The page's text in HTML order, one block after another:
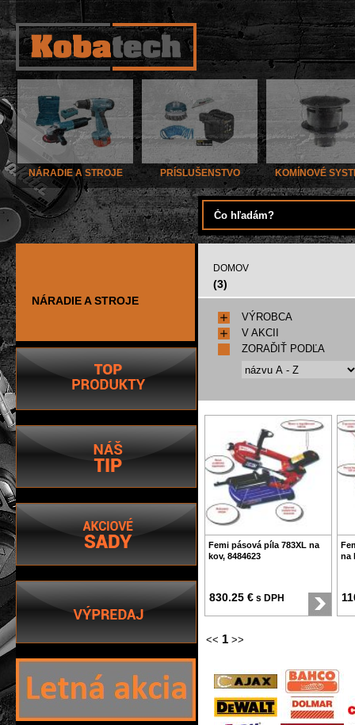
NÁRADIE A STROJE PRÍSLUŠENSTVO KOMÍNOVÉ
NÁRADIE A STROJE
DOMOV
(3)
VÝROBCA
V AKCII
ZORAĎIŤ PODĽA
Femi pásová píla 783XL na
kov, 8484623
830.25 € s DPH
na
<< 1 >>